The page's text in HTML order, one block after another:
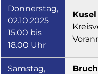
Donnerstag,
02.10.2025
15.00 bis
18.00 Uhr
Kusel
Samstag,